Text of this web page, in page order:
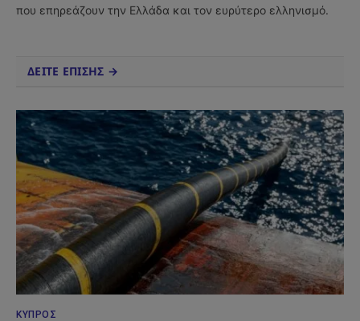
που επηρεάζουν την Ελλάδα και τον ευρύτερο ελληνισμό.
ΔΕΙΤΕ ΕΠΙΣΗΣ →
ΚΎΠΡΟΣ